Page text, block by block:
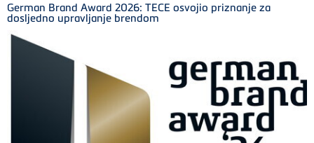
German Brand Award 2026: TECE osvojio priznanje za
dosljedno upravljanje brendom